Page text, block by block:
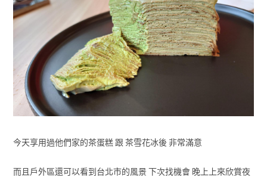
今天享用過他們家的茶蛋糕 跟 茶雪花冰後 非常滿意
而且戶外區還可以看到台北市的風景 下次找機會 晚上上來欣賞夜